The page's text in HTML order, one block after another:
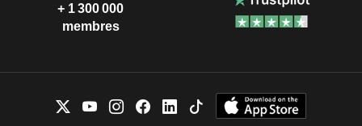
+ 1 300 000
membres